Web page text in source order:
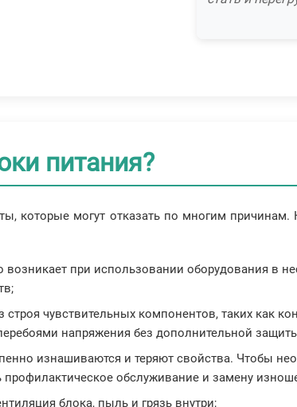
питания?
которые могут отказать по многим
при использовании оборудования в
строя чувствительных компонентов, таких как
напряжения без дополнительной
изнашиваются и теряют свойства. Чтобы
обслуживание и замену
блока, пыль и грязь внутри;